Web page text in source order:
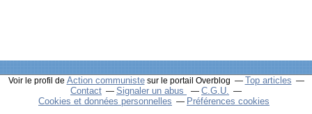
Voir le profil de Action communistesur le portail Overblog
Top articles
Contact
Signaler un abus
C.G.U.
Cookies et données personnelles
Préférences cookies